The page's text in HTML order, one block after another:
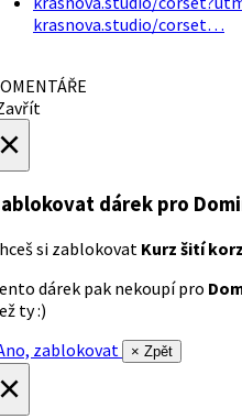
krasnova.studio/corset…
dárek pro
si zablokovat Kurz šití
dárek pak nekoupí pro
ty :)
zablokovat
× Zpět